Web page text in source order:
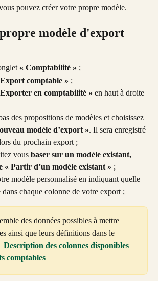
pouvez créer votre propre modèle.
modèle d'export
« Comptabilité » ;
comptable » ;
en comptabilité » en haut à droite
des propositions de modèles et choisissez
modèle d’export ». Il sera enregistré
du prochain export ;
vous baser sur un modèle existant,
« Partir d’un modèle existant » ;
modèle personnalisé en indiquant quelle
dans chaque colonne de votre export ;
des données possibles à mettre
ainsi que leurs définitions dans le
Description des colonnes disponibles
comptables